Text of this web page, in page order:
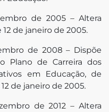
de 2005 – Altera
12 de janeiro de 2005.
de 2008 – Dispõe
Plano de Carreira dos
em Educação, de
de janeiro de 2005.
de 2012 – Altera